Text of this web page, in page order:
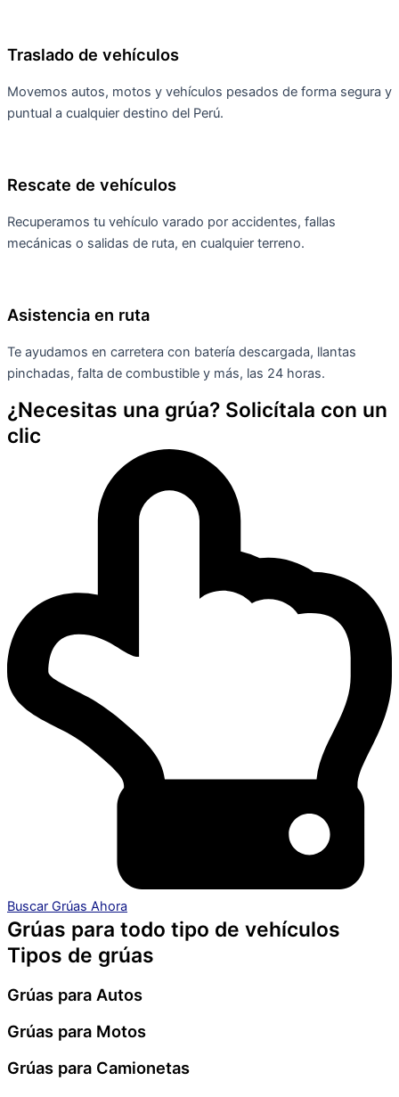
Traslado de vehículos
Movemos autos, motos y vehículos pesados de forma segura y
puntual a cualquier destino del Perú.
Rescate de vehículos
Recuperamos tu vehículo varado por accidentes, fallas
mecánicas o salidas de ruta, en cualquier terreno.
Asistencia en ruta
Te ayudamos en carretera con batería descargada, llantas
pinchadas, falta de combustible y más, las 24 horas.
¿Necesitas una grúa? Solicítala con un
clic
Buscar Grúas Ahora
Grúas para todo tipo de vehículos
Tipos de grúas
Grúas para Autos
Grúas para Motos
Grúas para Camionetas